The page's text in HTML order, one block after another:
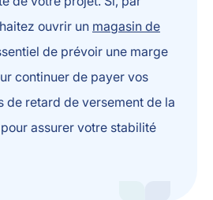
ouvrir un magasin de
de prévoir une marge
continuer de payer vos
de retard de versement de la
assurer votre stabilité